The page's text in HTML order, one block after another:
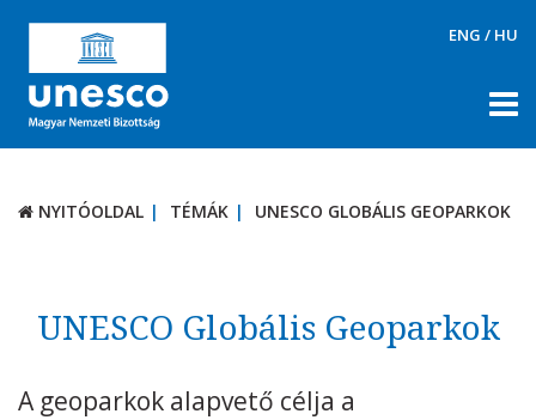
ENG / HU
UNESCO GLOBÁLIS GEOPARKOK
TÉMÁK
Szellemi Kulturális Örökség
NYITÓOLDAL TÉMÁK UNESCO GLOBÁLIS GEOPARKOK
UNESCO Globális Geoparkok
A geoparkok alapvető célja a